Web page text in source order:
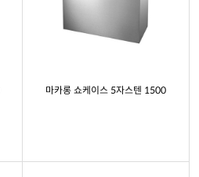
마카롱 쇼케이스 5자스텐 1500